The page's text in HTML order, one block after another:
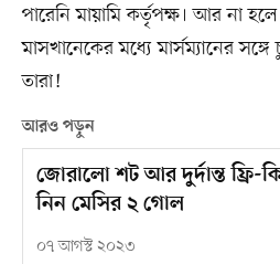
পারেনি মায়ামি কর্তৃপক্ষ। আর না
মাসখানেকের মধ্যে মার্সম্যানের
তারা!
আরও পড়ুন
জোরালো শট আর দুর্দান্ত ফ্রি-
নিন মেসির ২ গোল
০৭ আগস্ট ২০২৩